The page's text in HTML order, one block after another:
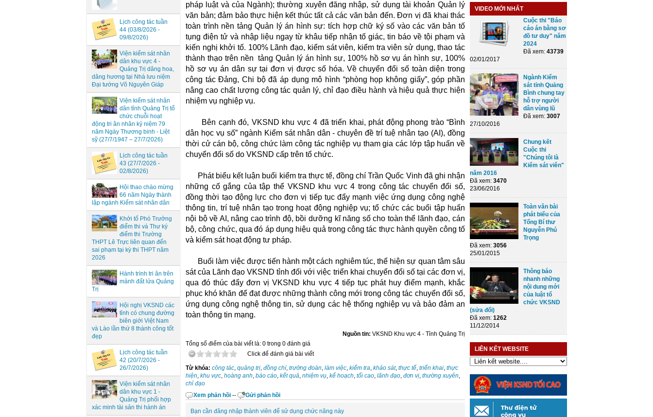
Lịch công tác tuần
44 (03/8/2026 -
09/8/2026)
Viện kiểm sát nhân
dân khu vực 4 -
Quảng Trị dâng hoa,
dâng hương tại Nhà lưu niệm
Đại tướng Võ Nguyên Giáp
Viện kiểm sát nhân
dân tỉnh Quảng Trị tổ
chức chuỗi hoạt
động tri ân nhân kỷ niệm 79
năm Ngày Thương binh - Liệt
sỹ (27/7/1947 – 27/7/2026)
Lịch công tác tuần
43 (27/7/2026 -
02/8/2026)
Hội thao chào mừng
66 năm Ngày thành
lập ngành Kiểm sát nhân dân
Khởi tố Phó Trưởng
điểm thi và Thư ký
điểm thi Trường
THPT Lê Trực liên quan đến
sai phạm tại kỳ thi THPT năm
2026
Hành trình tri ân trên
mảnh đất lửa Quảng
Trị
Hội nghị VKSND các
tỉnh có chung đường
biên giới Việt Nam
và Lào lần thứ 8 thành công tốt
đẹp
Lịch công tác tuần
42 (20/7/2026 -
26/7/2026)
Viện kiểm sát nhân
dân khu vực 1 -
Quảng Trị phối hợp
xác minh tài sản thi hành án
pháp luật và của Ngành); thường xuyên đăng nhập, sử dụng tài khoản Quản lý
văn bản; đảm bảo thực hiện kết thúc tất cả các văn bản đến. Đơn vị đã khai thác
toàn trình nền tảng Quản lý án hình sự: tích hợp chữ ký số vào các văn bản tố
tụng điện tử và nhập liệu ngay từ khâu tiếp nhận tố giác, tin báo về tội phạm và
kiến nghị khởi tố. 100% Lãnh đạo, kiểm sát viên, kiểm tra viên sử dụng, thao tác
thành thạo trên nền tảng Quản lý án hình sự, 100% hồ sơ vụ án hình sự, 100%
hồ sơ vụ án dân sự tại đơn vị được số hóa. Về chuyển đổi số toàn diện trong
công tác Đảng, Chi bộ đã áp dụng mô hình “phòng họp không giấy”, góp phần
nâng cao chất lượng công tác quản lý, chỉ đạo điều hành và hiệu quả thực hiện
nhiệm vụ nghiệp vụ.
Bên cạnh đó, VKSND khu vực 4 đã triển khai, phát động phong trào “Bình
dân học vụ số” ngành Kiểm sát nhân dân - chuyên đề trí tuệ nhân tạo (AI), đồng
thời cử cán bộ, công chức làm công tác nghiệp vụ tham gia các lớp tập huấn về
chuyển đổi số do VKSND cấp trên tổ chức.
Phát biểu kết luận buổi kiểm tra thực tế, đồng chí Trần Quốc Vinh đã ghi nhận
những cố gắng của tập thể VKSND khu vực 4 trong công tác chuyển đổi số,
đồng thời tạo động lực cho đơn vị tiếp tục đẩy mạnh việc ứng dụng công nghệ
thông tin, trí tuệ nhân tạo trong hoạt động nghiệp vụ; tổ chức các buổi tập huấn
nội bộ về AI, nâng cao trình độ, bồi dưỡng kĩ năng số cho toàn thể lãnh đạo, cán
bộ, công chức, qua đó áp dụng hiệu quả trong công tác thực hành quyền công tố
và kiểm sát hoạt động tư pháp.
Buổi làm việc được tiến hành một cách nghiêm túc, thể hiện sự quan tâm sâu
sát của Lãnh đạo VKSND tỉnh đối với việc triển khai chuyển đổi số tại các đơn vị,
qua đó thúc đẩy đơn vị VKSND khu vực 4 tiếp tục phát huy điểm mạnh, khắc
phục khó khăn để đạt được những thành công mới trong công tác chuyển đổi số,
ứng dụng công nghệ thông tin, sử dụng các hệ thống nghiệp vụ và bảo đảm an
toàn thông tin mạng.
Nguồn tin: VKSND Khu vực 4 - Tỉnh Quảng Trị
Tổng số điểm của bài viết là: 0 trong 0 đánh giá
Click để đánh giá bài viết
Từ khóa: công tác, quảng trị, đồng chí, trưởng đoàn, làm việc, kiểm tra, khảo sát, thực tế, triển khai, thực
hiện, khu vực, hoàng anh, báo cáo, kết quả, nhiệm vụ, kế hoạch, tối cao, lãnh đạo, đơn vị, thường xuyên,
chỉ đạo
Xem phản hồi -- Gửi phản hồi
Bạn cần đăng nhập thành viên để sử dụng chức năng này
VIDEO MỚI NHẤT
Cuộc thi "Báo
cáo án bằng sơ
đồ tư duy" năm
2024
Đã xem: 43739
02/01/2017
Ngành Kiểm
sát tỉnh Quảng
Bình chung tay
hỗ trợ người
dân vùng lũ
Đã xem: 3007
27/10/2016
Chung kết
Cuộc thi
"Chúng tôi là
Kiểm sát viên"
năm 2016
Đã xem: 3470
23/06/2016
Toàn văn bài
phát biểu của
Tổng Bí thư
Nguyễn Phú
Trọng
Đã xem: 3056
25/01/2015
Thông báo
nhanh những
nội dung mới
của luật tổ
chức VKSND
(sửa đổi)
Đã xem: 1262
11/12/2014
LIÊN KẾT WEBSITE